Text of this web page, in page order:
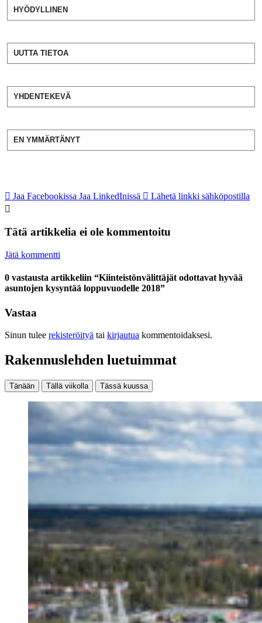
HYÖDYLLINEN
UUTTA TIETOA
YHDENTEKEVÄ
EN YMMÄRTÄNYT
Jaa Facebookissa Jaa LinkedInissä Lähetä linkki sähköpostilla
Tätä artikkelia ei ole kommentoitu
Jätä kommentti
0 vastausta artikkeliin “Kiinteistönvälittäjät odottavat hyvää
asuntojen kysyntää loppuvuodelle 2018”
Vastaa
Sinun tulee rekisteröityä tai kirjautua kommentoidaksesi.
Rakennuslehden luetuimmat
Tänään Tällä viikolla Tässä kuussa